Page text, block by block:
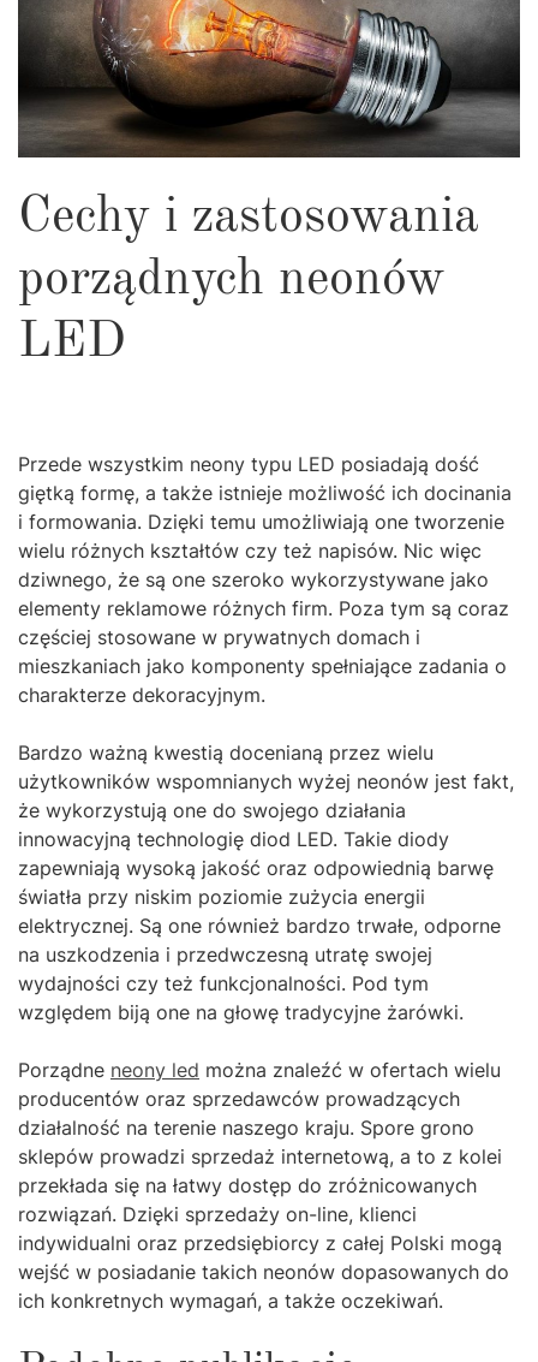
Cechy i zastosowania
porządnych neonów
LED
Przede wszystkim neony typu LED posiadają dość
giętką formę, a także istnieje możliwość ich docinania
i formowania. Dzięki temu umożliwiają one tworzenie
wielu różnych kształtów czy też napisów. Nic więc
dziwnego, że są one szeroko wykorzystywane jako
elementy reklamowe różnych firm. Poza tym są coraz
częściej stosowane w prywatnych domach i
mieszkaniach jako komponenty spełniające zadania o
charakterze dekoracyjnym.
Bardzo ważną kwestią docenianą przez wielu
użytkowników wspomnianych wyżej neonów jest fakt,
że wykorzystują one do swojego działania
innowacyjną technologię diod LED. Takie diody
zapewniają wysoką jakość oraz odpowiednią barwę
światła przy niskim poziomie zużycia energii
elektrycznej. Są one również bardzo trwałe, odporne
na uszkodzenia i przedwczesną utratę swojej
wydajności czy też funkcjonalności. Pod tym
względem biją one na głowę tradycyjne żarówki.
Porządne neony led można znaleźć w ofertach wielu
producentów oraz sprzedawców prowadzących
działalność na terenie naszego kraju. Spore grono
sklepów prowadzi sprzedaż internetową, a to z kolei
przekłada się na łatwy dostęp do zróżnicowanych
rozwiązań. Dzięki sprzedaży on-line, klienci
indywidualni oraz przedsiębiorcy z całej Polski mogą
wejść w posiadanie takich neonów dopasowanych do
ich konkretnych wymagań, a także oczekiwań.